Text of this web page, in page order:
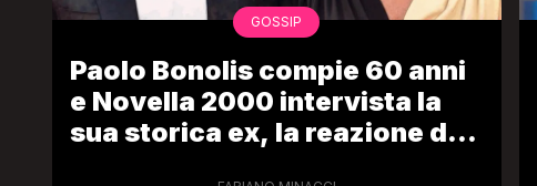
GOSSIP
Paolo Bonolis compie 60 anni
e Novella 2000 intervista la
sua storica ex, la reazione di